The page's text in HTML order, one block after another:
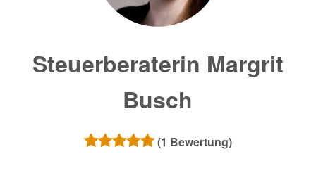
Steuerberaterin Margrit
Busch
(1 Bewertung)